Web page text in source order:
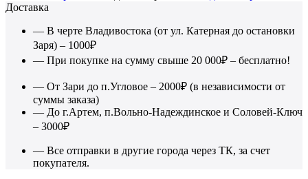
Доставка
— В черте Владивостока (от ул. Катерная до остановки
Заря) – 1000₽
— При покупке на сумму свыше 20 000₽ – бесплатно!
— От Зари до п.Угловое – 2000₽ (в независимости от
суммы заказа)
— До г.Артем, п.Вольно-Надеждинское и Соловей-Ключ
– 3000₽
— Все отправки в другие города через ТК, за счет
покупателя.